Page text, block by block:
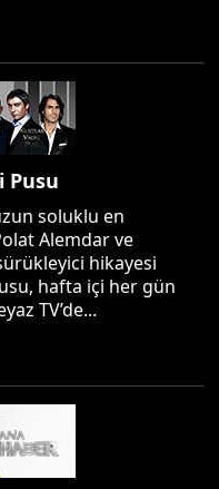
Pusu
soluklu en
Alemdar ve
hikayesi
hafta içi her gün
TV’de...